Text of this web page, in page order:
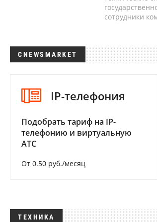
сотрудники
CNEWSMARKET
IP-телефония
Подобрать тариф на IP-
телефонию и виртуальную
АТС
От 0.50 руб./месяц
ТЕХНИКА